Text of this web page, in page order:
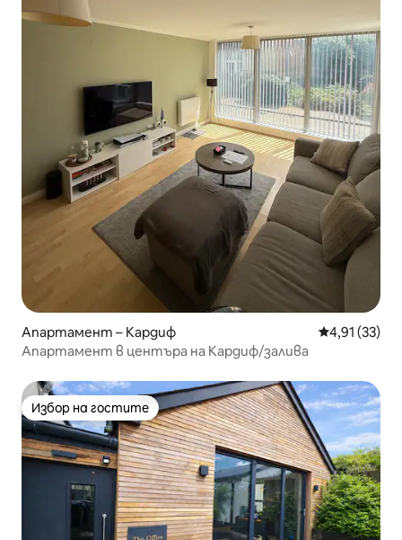
Апартамент – Кардиф Средна
4,91 (33)
Апартамент в центъра на Кардиф/залива
Избор на гостите
Избор на гостите